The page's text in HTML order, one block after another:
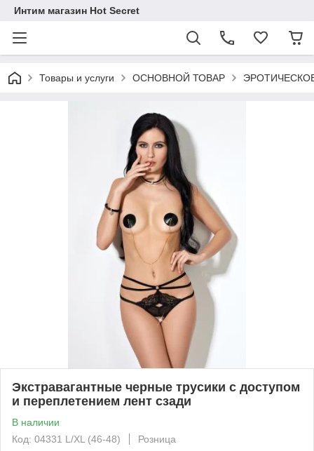
Интим магазин Hot Secret
Товары и услуги ОСНОВНОЙ ТОВАР
Экстравагантные черные трусики с доступом
и переплетением лент сзади
В наличии
Код: 04331 L/XL (46-48)
Розница